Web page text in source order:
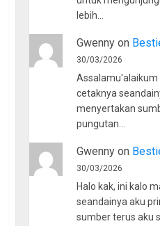
lebih…
Gwennyon
30/03/2026
Assalamu'alaikum
cetaknya
menyertakan
pungutan…
Gwennyon
30/03/2026
Halo kak, ini kalo
seandainya aku
sumber terus aku